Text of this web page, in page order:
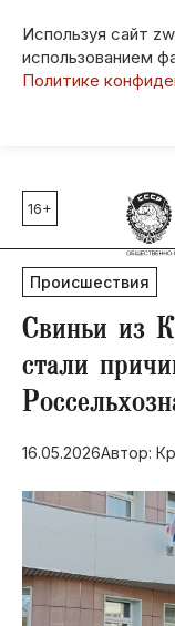
Используя сайт
использованием
Политике
Главные темы
80 лет Победы
Молодежная
СВО
Выборы в
Социальная
Инфраструктура
Благоустройство
16+
Происшествия
Свиньи из
стали
16.05.2026Автор: